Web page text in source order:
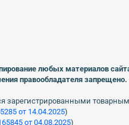
любых материалов
правообладателя запрещено.
зарегистрированными
от 14.04.2025)
от 04.08.2025)